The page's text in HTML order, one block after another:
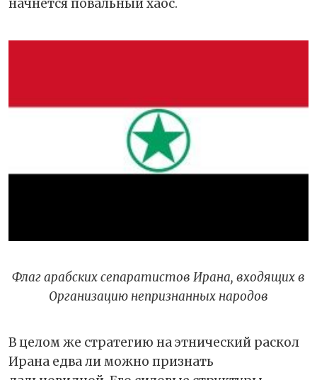
начнется повальный хаос.
Флаг арабских сепаратистов Ирана, входящих в
Организацию непризнанных народов
В целом же стратегию на этнический раскол
Ирана едва ли можно признать